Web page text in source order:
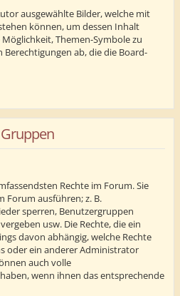
ausgewählte Bilder, welche mit
können, um dessen Inhalt
Themen-Symbole zu
ab, die die Board-
Rechte im Forum. Sie
Forum ausführen; z. B.
sperren, Benutzergruppen
usw. Die Rechte, die ein
davon abhängig, welche Rechte
oder ein anderer Administrator
auch volle
wenn ihnen das entsprechende